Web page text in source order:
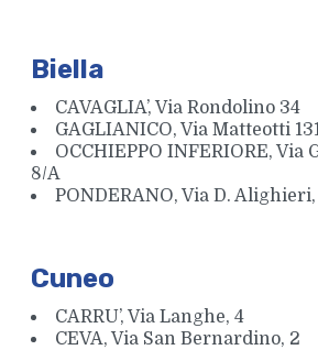
Biella
CAVAGLIA’, Via Rondolino 34
GAGLIANICO, Via Matteotti
OCCHIEPPO INFERIORE, Via
8/A
PONDERANO, Via D. Alighieri,
Cuneo
CARRU’, Via Langhe, 4
CEVA, Via San Bernardino, 2